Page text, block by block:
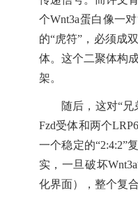
个Wnt3a蛋白像一
的“虎符”，必须成
体。这个二聚体构
架。
随后，这对“兄
Fzd受体和两个
一个稳定的“2:4:2”
实，一旦破坏
化界面），整个复